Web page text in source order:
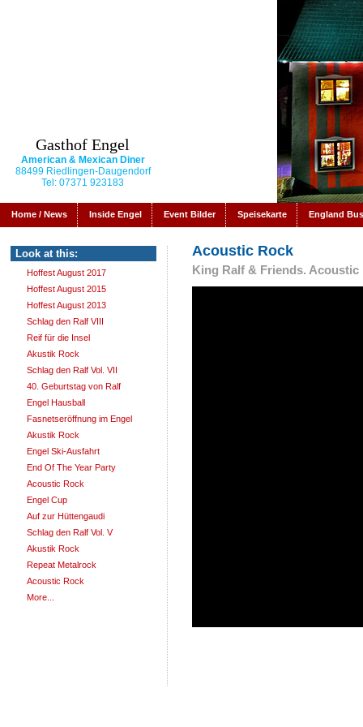
Gasthof Engel
American & Mexican Diner
88499 Riedlingen-Daugendorf
Tel: 07371 923183
Home / News Inside Engel Event Bilder Speisekarte England Bus
Look at this:
Hoffest August 2017
Hoffest August 2015
Hoffest August 2013
Schlag den Ralf VIII
Reif für die Insel
Akustik Rock
Schlag den Ralf Vol. VII
40. Geburtstag von Ralf
Engel Hausball
Fasnetseröffnung im Engel
Akustik Rock
Engel Ski-Ausfahrt
End Of The Year Party
Acoustic Rock
Engel Cup
Auf zur Hüttengaudi
Schlag den Ralf Vol. V
Akustik Rock
Repeat Metalrock
Acoustic Rock
More...
Acoustic Rock
King Ralf & Friends. Acoustic